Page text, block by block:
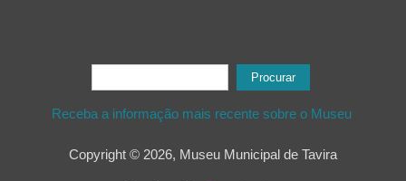
Formulário de procura
Receba a informação mais recente sobre o Museu
Copyright © 2026, Museu Municipal de Tavira